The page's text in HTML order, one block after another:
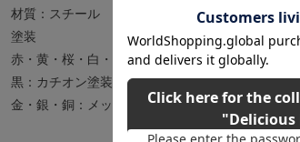
材質：スチール
塗装
赤・黄・桜・白・青：粉体塗装
黒：カチオン塗装
金・銀・銅：メッキ塗装